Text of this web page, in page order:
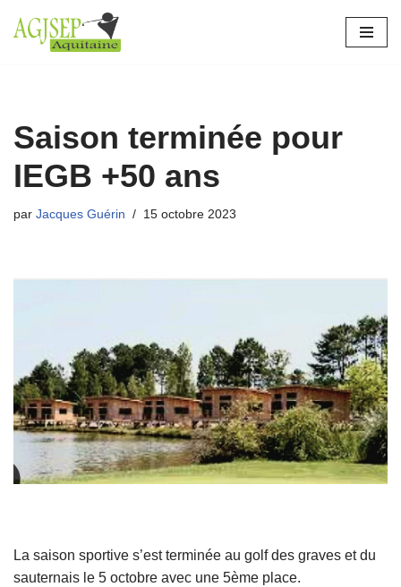
Aller
Saison terminée pour
IEGB +50 ans
par Jacques Guérin 15 octobre 2023
La saison sportive s’est terminée au golf des graves et du
sauternais le 5 octobre avec une 5ème place.